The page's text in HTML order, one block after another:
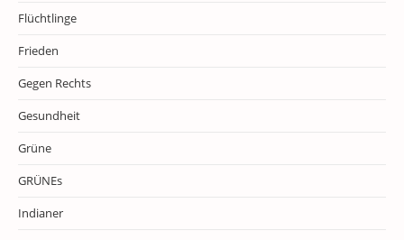
Flüchtlinge
Frieden
Gegen Rechts
Gesundheit
Grüne
GRÜNEs
Indianer